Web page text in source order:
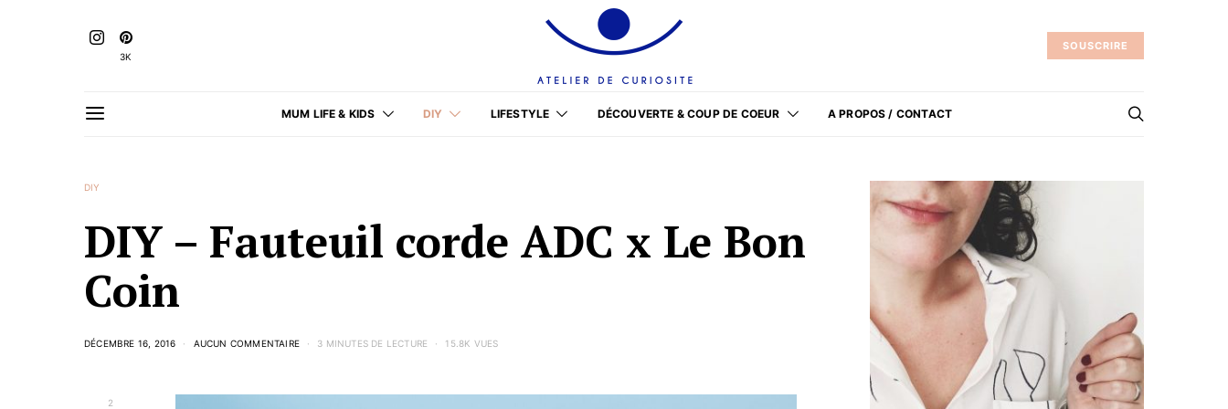
3K
SOUSCRIRE
MUM LIFE & KIDS DIY LIFESTYLE DÉCOUVERTE & COUP DE COEUR A PROPOS / CONTACT
DIY
DIY – Fauteuil corde ADC x Le Bon
Coin
DÉCEMBRE 16, 2016 AUCUN COMMENTAIRE 3 MINUTES DE LECTURE 15.8K VUES
2